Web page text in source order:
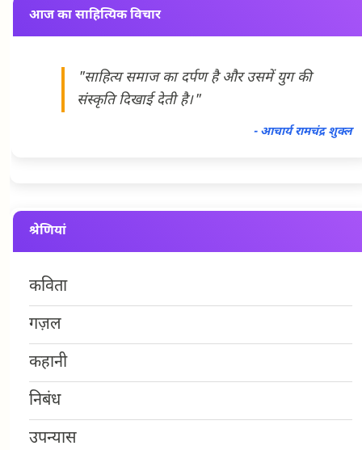
आज का साहित्यिक विचार
"साहित्य समाज का दर्पण है और उसमें युग की
संस्कृति दिखाई देती है।"
- आचार्य रामचंद्र शुक्ल
श्रेणियां
कविता
गज़ल
कहानी
निबंध
उपन्यास